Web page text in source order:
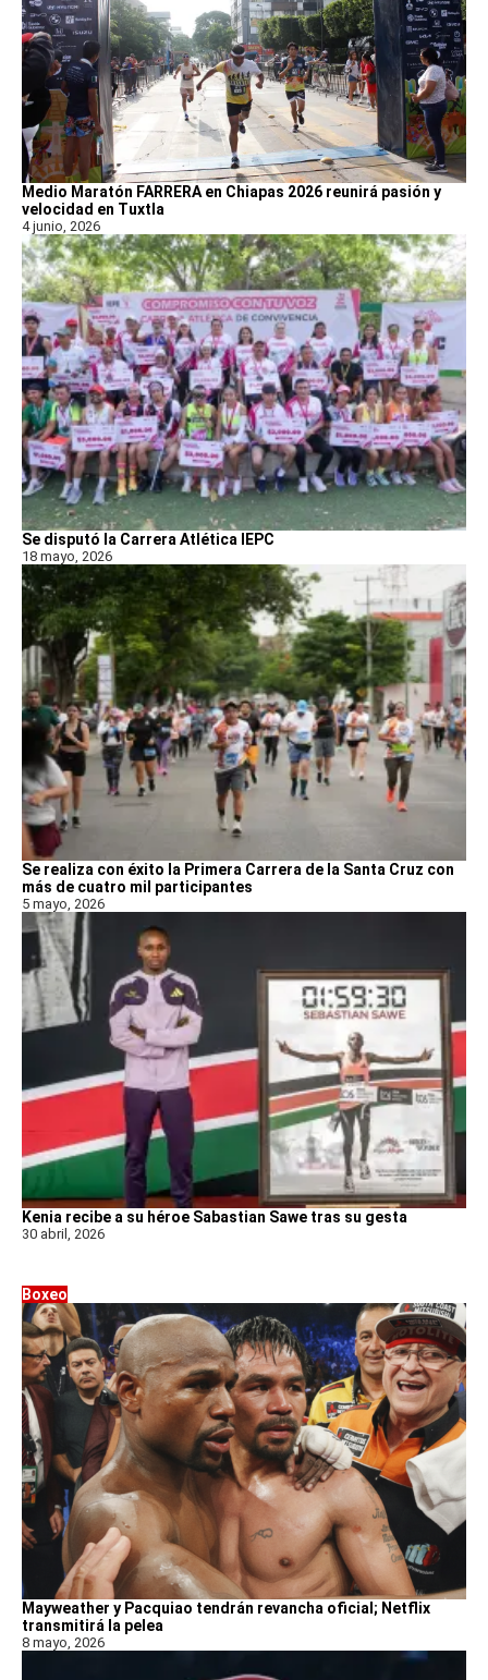
Medio Maratón FARRERA en Chiapas 2026 reunirá pasión y
velocidad en Tuxtla
4 junio, 2026
Se disputó la Carrera Atlética IEPC
18 mayo, 2026
Se realiza con éxito la Primera Carrera de la Santa Cruz con
más de cuatro mil participantes
5 mayo, 2026
Kenia recibe a su héroe Sabastian Sawe tras su gesta
30 abril, 2026
Boxeo
Mayweather y Pacquiao tendrán revancha oficial; Netflix
transmitirá la pelea
8 mayo, 2026